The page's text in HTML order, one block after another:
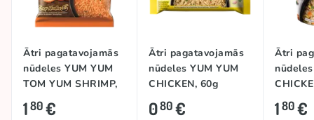
SELERIJAS daļiņas.
Pagatavošanas instrukcija:
un ļaujiet ievilkties 3 minūtes, pēc tam labi samaisiet
un izbaudiet.
Ātri pagatavojamās
nūdeles YUM YUM
TOM YUM SHRIMP,
100g
180€
Ātri pagatavojamās
nūdeles YUM YUM
CHICKEN, 60g
080€
Ātri
180€